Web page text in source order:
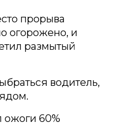
прорыва
огорожено, и
размытый
водитель,
ожоги 60%